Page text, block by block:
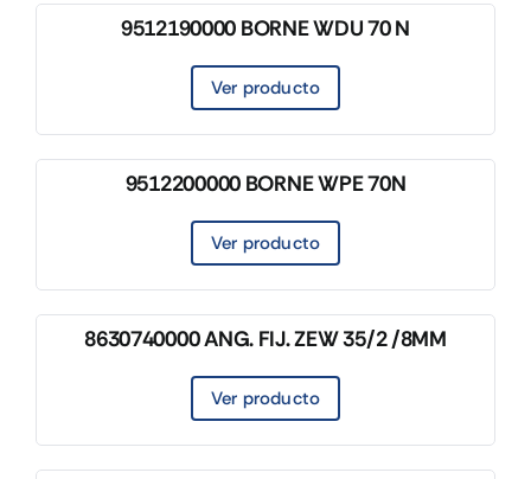
9512190000 BORNE WDU 70 N
Ver producto
9512200000 BORNE WPE 70N
Ver producto
8630740000 ANG. FIJ. ZEW 35/2 /8MM
Ver producto